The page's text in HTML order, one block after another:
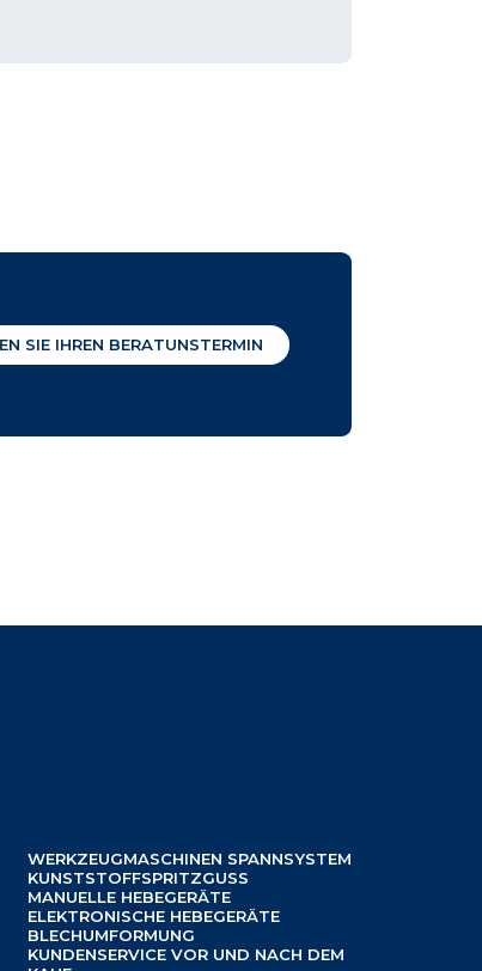
SIE IHREN BERATUNSTERMIN
WERKZEUGMASCHINEN SPANNSYSTEM
KUNSTSTOFFSPRITZGUSS
MANUELLE HEBEGERÄTE
ELEKTRONISCHE HEBEGERÄTE
BLECHUMFORMUNG
KUNDENSERVICE VOR UND NACH DEM